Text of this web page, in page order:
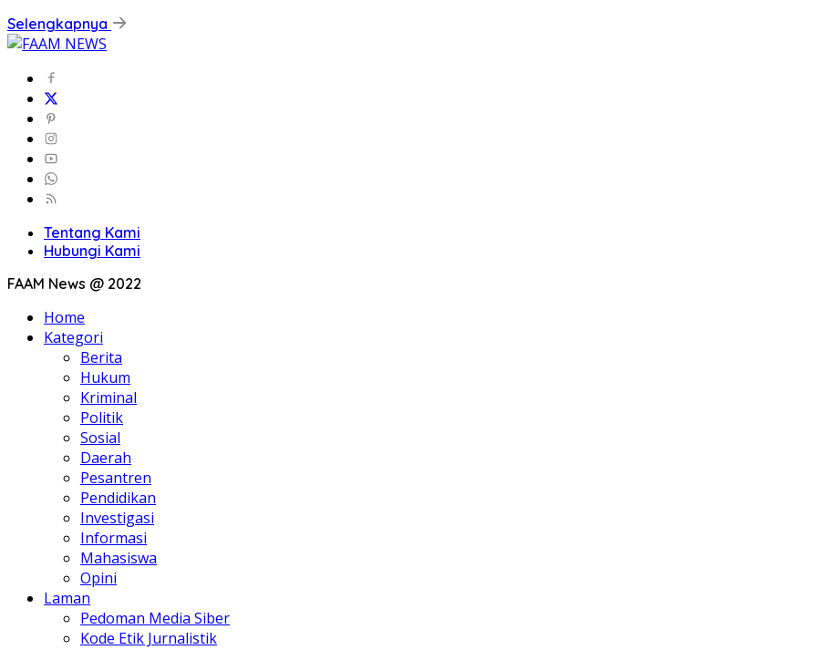
Selengkapnya
Tentang Kami
Hubungi Kami
FAAM News @ 2022
Home
Kategori
Berita
Hukum
Kriminal
Politik
Sosial
Daerah
Pesantren
Pendidikan
Investigasi
Informasi
Mahasiswa
Opini
Laman
Pedoman Media Siber
Kode Etik Jurnalistik